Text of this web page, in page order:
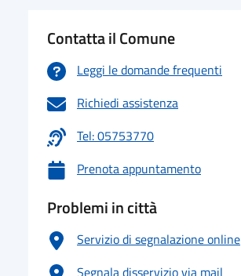
Contatta il Comune
Leggi le domande frequenti
Richiedi assistenza
Tel: 05753770
Prenota appuntamento
Problemi in città
Servizio di segnalazione online
Segnala disservizio via mail